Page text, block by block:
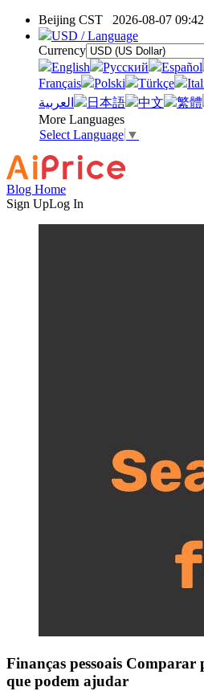
Beijing CST 2026-08-07
USD / Language
Currency
English
Pусский Español
Français
Polski Türkçe
العربية
日本語 中文 繁體
More Languages
Select Language ▼
Blog Home
Sign UpLog In
Finanças pessoais Comparar
que podem ajudar